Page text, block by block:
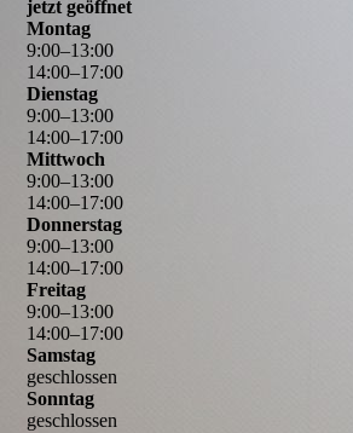
jetzt geöffnet
Montag
9:00–13:00
14:00–17:00
Dienstag
9:00–13:00
14:00–17:00
Mittwoch
9:00–13:00
14:00–17:00
Donnerstag
9:00–13:00
14:00–17:00
Freitag
9:00–13:00
14:00–17:00
Samstag
geschlossen
Sonntag
geschlossen